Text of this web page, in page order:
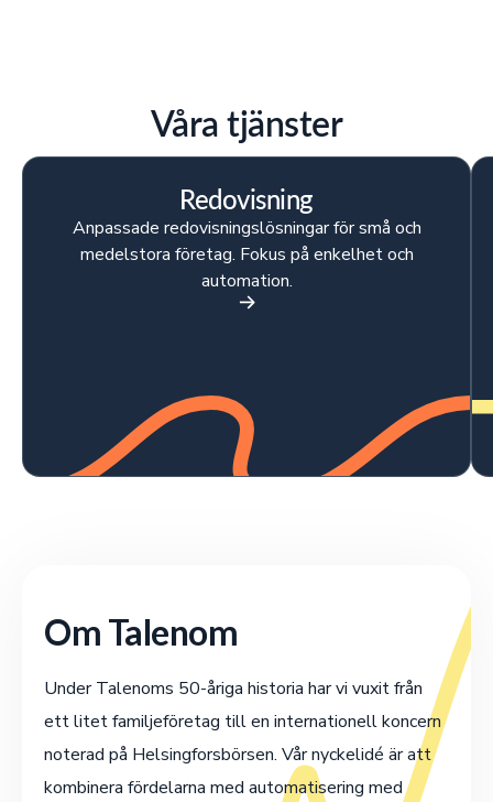
Våra tjänster
Redovisning
Anpassade redovisningslösningar för små och
medelstora företag. Fokus på enkelhet och
automation.
Om Talenom
Under Talenoms 50-åriga historia har vi vuxit från
ett litet familjeföretag till en internationell koncern
noterad på Helsingforsbörsen. Vår nyckelidé är att
kombinera fördelarna med automatisering med